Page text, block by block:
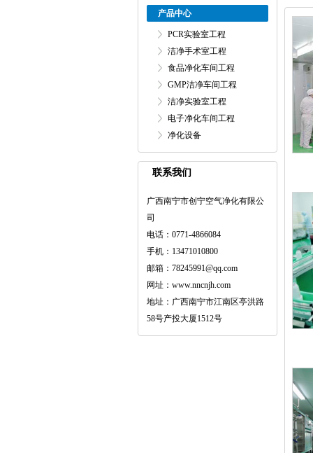
产品中心
PCR实验室工程
洁净手术室工程
食品净化车间工程
GMP洁净车间工程
洁净实验室工程
电子净化车间工程
净化设备
联系我们
广西南宁市创宁空气净化有限公
司
电话：0771-4866084
手机：13471010800
邮箱：78245991@qq.com
网址：www.nncnjh.com
地址：广西南宁市江南区亭洪路
58号产投大厦1512号